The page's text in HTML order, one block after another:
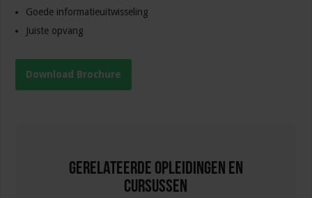
Goede informatieuitwisseling
Juiste opvang
Download Brochure
Gerelateerde Opleidingen en
Cursussen